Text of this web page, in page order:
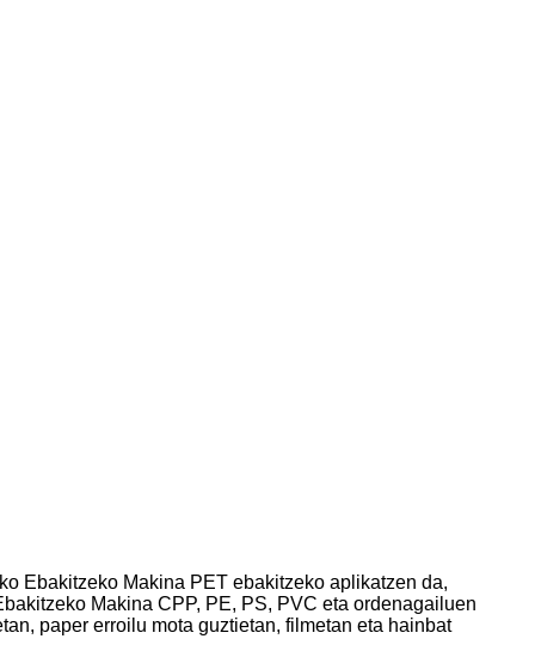
Ebakitzeko Makina PET ebakitzeko aplikatzen da,
Makina CPP, PE, PS, PVC eta ordenagailuen
paper erroilu mota guztietan, filmetan eta hainbat